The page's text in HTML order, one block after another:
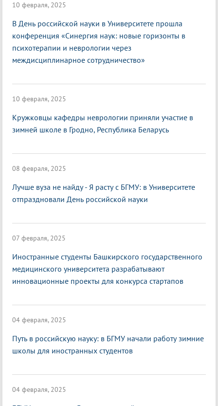
10 февраля, 2025
В День российской науки в Университете прошла
конференция «Синергия наук: новые горизонты в
психотерапии и неврологии через
междисциплинарное сотрудничество»
10 февраля, 2025
Кружковцы кафедры неврологии приняли участие в
зимней школе в Гродно, Республика Беларусь
08 февраля, 2025
Лучше вуза не найду - Я расту с БГМУ: в Университете
отпраздновали День российской науки
07 февраля, 2025
Иностранные студенты Башкирского государственного
медицинского университета разрабатывают
инновационные проекты для конкурса стартапов
04 февраля, 2025
Путь в российскую науку: в БГМУ начали работу зимние
школы для иностранных студентов
04 февраля, 2025